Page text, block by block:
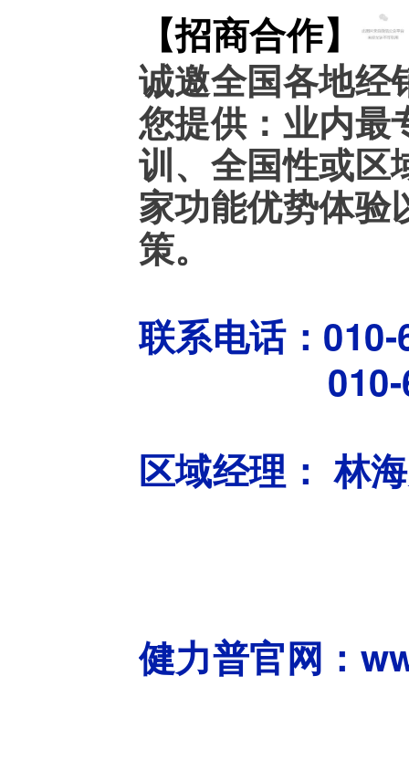
【招商合作】
诚邀全国各地经
您提供：业内最
训、全国性或区
家功能优势体验
策。
联系电话：
010-
区域经理：林
健力普官网：